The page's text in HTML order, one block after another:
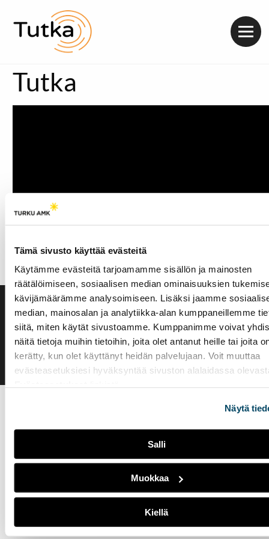
Tämä sivusto käyttää evästeitä
Käytämme evästeitä tarjoamamme sisällön ja mainosten
räätälöimiseen, sosiaalisen median ominaisuuksien
kävijämäärämme analysoimiseen. Lisäksi jaamme
median, mainosalan ja analytiikka-alan kumppaneillemme
siitä, miten käytät sivustoamme. Kumppanimme voivat
näitä tietoja muihin tietoihin, joita olet antanut heille tai joita
kerätty, kun olet käyttänyt heidän palvelujaan. Voit muuttaa
evästeasetuksiesi hyväksyntää sivuston alalaidassa
Näytä
Salli
Muokkaa
Kiellä
Tutka
Saavutettavuusseloste
Evästeasetukset